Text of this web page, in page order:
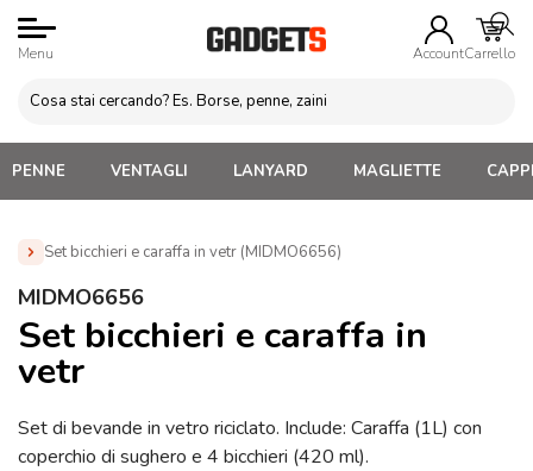
Menu AccountCarrello
PENNE VENTAGLI LANYARD MAGLIETTE
Set bicchieri e caraffa in vetr (MIDMO6656)
Home » Gadget Cucina
MIDMO6656
Set bicchieri e caraffa in
vetr
Set di bevande in vetro riciclato. Include: Caraffa (1L) con
coperchio di sughero e 4 bicchieri (420 ml).